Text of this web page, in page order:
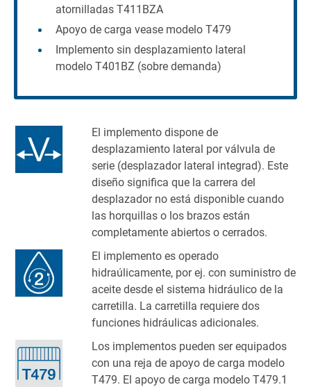
atornilladas T411BZA
Apoyo de carga vease modelo T479
Implemento sin desplazamiento lateral
modelo T401BZ (sobre demanda)
El implemento dispone de
desplazamiento lateral por válvula de
serie (desplazador lateral integrad). Este
diseño significa que la carrera del
desplazador no está disponible cuando
las horquillas o los brazos están
completamente abiertos o cerrados.
El implemento es operado
hidraúlicamente, por ej. con suministro de
aceite desde el sistema hidráulico de la
carretilla. La carretilla requiere dos
funciones hidráulicas adicionales.
Los implementos pueden ser equipados
con una reja de apoyo de carga modelo
T479. El apoyo de carga modelo T479.1